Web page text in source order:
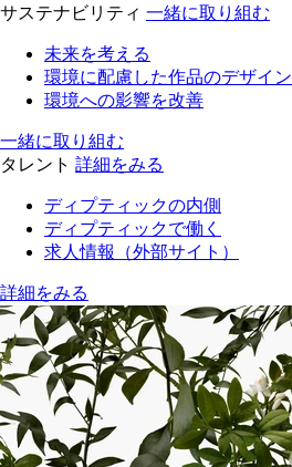
サステナビリティ 一緒に取り組む
未来を考える
環境に配慮した作品のデザイン
環境への影響を改善
一緒に取り組む
タレント 詳細をみる
ディプティックの内側
ディプティックで働く
求人情報（外部サイト）
詳細をみる